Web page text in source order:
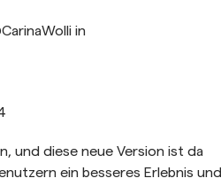
in
und diese neue Version ist da
ein besseres Erlebnis und